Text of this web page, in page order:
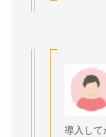
導入して